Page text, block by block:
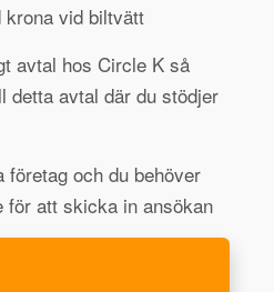
krona vid biltvätt
avtal hos Circle K så
detta avtal där du stödjer
företag och du behöver
för att skicka in ansökan